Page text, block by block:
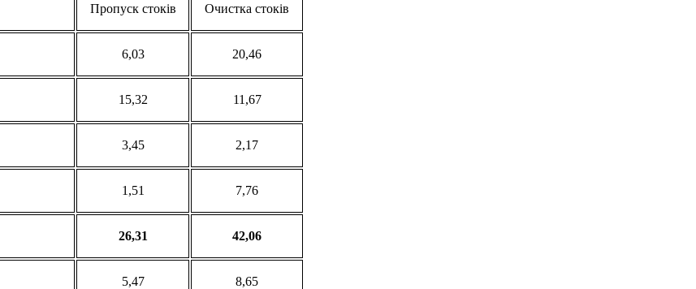
Пропуск стоків Очистка стоків
6,03 20,46
15,32 11,67
3,45 2,17
1,51 7,76
26,31 42,06
5,47 8,65